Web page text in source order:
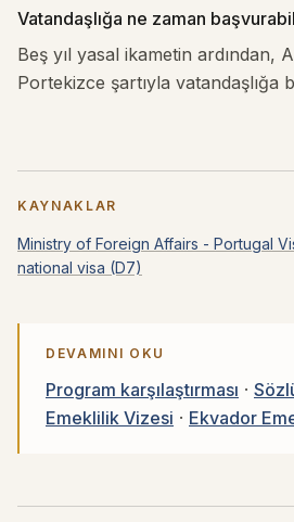
Vatandaşlığa ne zaman
Beş yıl yasal ikametin ardından,
Portekizce şartıyla vatandaşlığa
KAYNAKLAR
Ministry of Foreign Affairs - Portugal
national visa (D7)
DEVAMINI OKU
Program karşılaştırması ·
Emeklilik Vizesi · Ekvador